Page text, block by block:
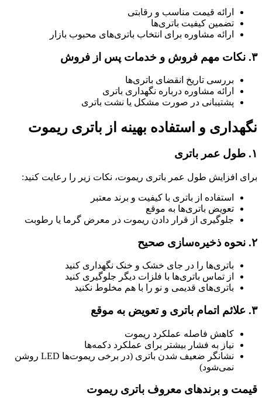
ارائه قیمت مناسب و رقابتی
تضمین کیفیت باتری‌ها
ارائه مشاوره برای انتخاب باتری‌های محبوب بازار
۳. نکات مهم فروش و خدمات پس از فروش
بررسی تاریخ انقضای باتری‌ها
ارائه مشاوره درباره نگهداری باتری
پشتیبانی در صورت مشکل یا نشت باتری
نگهداری و استفاده بهینه از باتری ریموت
۱. طول عمر باتری
برای افزایش طول عمر باتری ریموت، نکات زیر را رعایت کنید:
استفاده از باتری با کیفیت و برند معتبر
تعویض باتری‌ها به موقع
جلوگیری از قرار دادن ریموت در معرض گرما یا رطوبت
۲. نحوه ذخیره‌سازی صحیح
باتری‌ها را در جای خشک و خنک نگهداری کنید
از تماس باتری‌ها با فلزات دیگر جلوگیری کنید
باتری‌های قدیمی و نو را با هم مخلوط نکنید
۳. علائم اتمام باتری و تعویض به موقع
کاهش فاصله عملکرد ریموت
نیاز به فشار بیشتر برای عملکرد دکمه‌ها
نشانگر ضعیف شدن باتری (در برخی ریموت‌ها LED روشن
نمی‌شود)
قیمت و برندهای معروف باتری ریموت